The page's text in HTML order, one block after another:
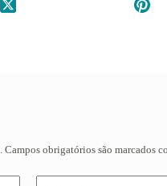
Campos obrigatórios são marcados